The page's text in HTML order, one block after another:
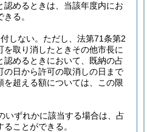
認めるときは、当該年度内にお
る。
しない。 ただし、法第71条第2
取り消したときその他市長に
認めるときにおいて、既納の占
の日から許可の取消しの日まで
を超える額については、この限
いずれかに該当する場合は、占
ことができる。